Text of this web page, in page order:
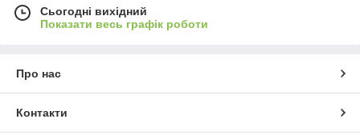
Сьогодні вихідний
Показати весь графік роботи
Про нас
Контакти